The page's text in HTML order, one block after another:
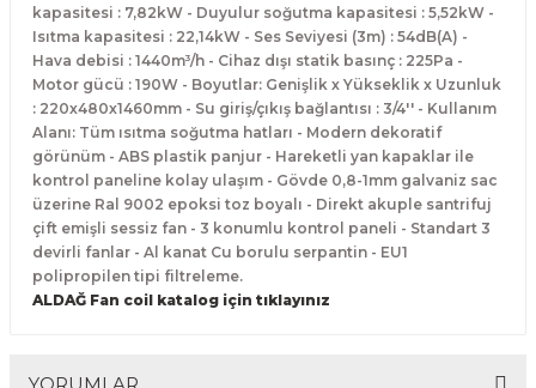
kapasitesi : 7,82kW - Duyulur soğutma kapasitesi : 5,52kW -
Isıtma kapasitesi : 22,14kW - Ses Seviyesi (3m) : 54dB(A) -
Hava debisi : 1440m³/h - Cihaz dışı statik basınç : 225Pa -
Motor gücü : 190W - Boyutlar: Genişlik x Yükseklik x Uzunluk
: 220x480x1460mm - Su giriş/çıkış bağlantısı : 3/4'' - Kullanım
Alanı: Tüm ısıtma soğutma hatları - Modern dekoratif
görünüm - ABS plastik panjur - Hareketli yan kapaklar ile
kontrol paneline kolay ulaşım - Gövde 0,8-1mm galvaniz sac
üzerine Ral 9002 epoksi toz boyalı - Direkt akuple santrifuj
çift emişli sessiz fan - 3 konumlu kontrol paneli - Standart 3
devirli fanlar - Al kanat Cu borulu serpantin - EU1
polipropilen tipi filtreleme.
ALDAĞ Fan coil katalog için tıklayınız